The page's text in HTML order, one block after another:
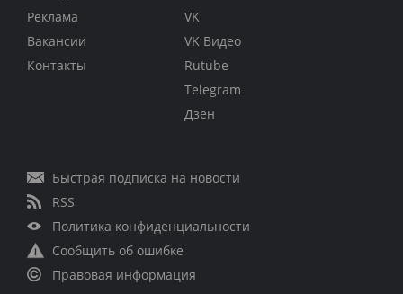
Реклама
Вакансии
Контакты
VK
VK Видео
Rutube
Telegram
Дзен
Быстрая подписка на новости
RSS
Политика конфиденциальности
Сообщить об ошибке
Правовая информация